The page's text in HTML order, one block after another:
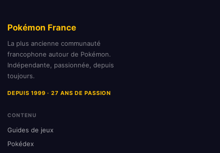
Pokémon France
La plus ancienne communauté
francophone autour de Pokémon.
Indépendante, passionnée, depuis
toujours.
DEPUIS 1999 · 27 ANS DE PASSION
CONTENU
Guides de jeux
Pokédex